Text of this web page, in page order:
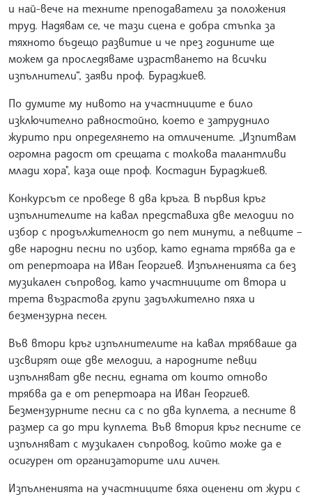
и най-вече на техните преподаватели за положения
труд. Надявам се, че тази сцена е добра стъпка за
тяхното бъдещо развитие и че през годините ще
можем да проследяваме израстването на всички
изпълнители“, заяви проф. Бураджиев.
По думите му нивото на участниците е било
изключително равностойно, което е затруднило
журито при определянето на отличените. „Изпитвам
огромна радост от срещата с толкова талантливи
млади хора", каза още проф. Костадин Бураджиев.
Конкурсът се проведе в два кръга. В първия кръг
изпълнителите на кавал представиха две мелодии по
избор с продължителност до пет минути, а певците –
две народни песни по избор, като еднaта трябва да е
от репертоара на Иван Георгиев. Изпълненията са без
музикален съпровод, като участниците от втора и
трета възрастова групи задължително пяха и
безмензурна песен.
Във втори кръг изпълнителите на кавал трябваше да
изсвирят още две мелодии, а народните певци
изпълняват две песни, едната от които отново
трябва да е от репертоара на Иван Георгиев.
Безмензурните песни са с по два куплета, а песните в
размер са до три куплета. Във втория кръг песните се
изпълняват с музикален съпровод, който може да е
осигурен от организаторите или личен.
Изпълненията на участниците бяха оценени от жури с